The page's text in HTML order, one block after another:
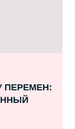
ПЕРЕМЕН: